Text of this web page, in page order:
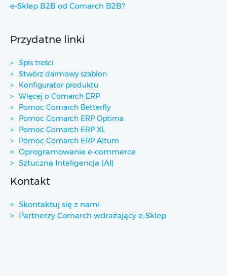
e-Sklep B2B od Comarch B2B?
Przydatne linki
Spis treści
Stwórz darmowy szablon
Konfigurator produktu
Więcej o Comarch ERP
Pomoc Comarch Betterfly
Pomoc Comarch ERP Optima
Pomoc Comarch ERP XL
Pomoc Comarch ERP Altum
Oprogramowanie e-commerce
Sztuczna Inteligencja (AI)
Kontakt
Skontaktuj się z nami
Partnerzy Comarch wdrażający e-Sklep